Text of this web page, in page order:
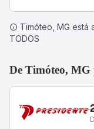
Timóteo, MG está
TODOS
De Timóteo,